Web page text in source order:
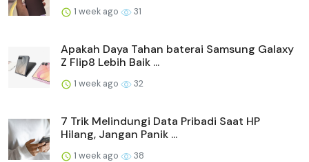
1 week ago 31
Apakah Daya Tahan baterai Samsung Galaxy
Z Flip8 Lebih Baik ...
1 week ago 32
7 Trik Melindungi Data Pribadi Saat HP
Hilang, Jangan Panik ...
1 week ago 38